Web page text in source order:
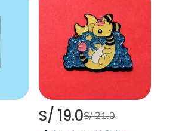
S/ 19.0S/ 21.0